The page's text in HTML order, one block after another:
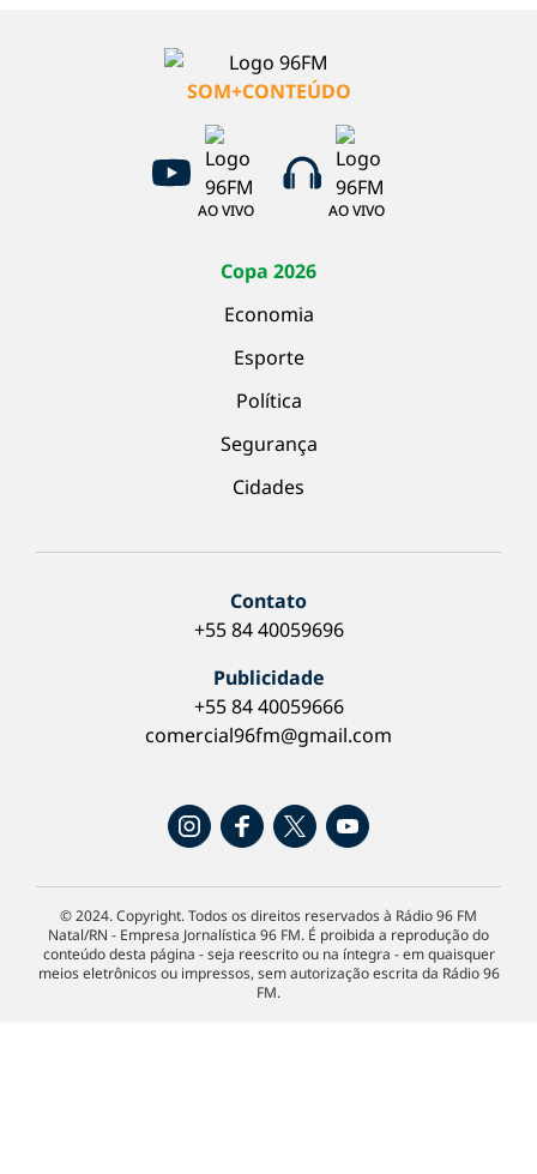
SOM+CONTEÚDO
AO VIVO AO VIVO
Copa 2026
Economia
Esporte
Política
Segurança
Cidades
Contato
+55 84 40059696
Publicidade
+55 84 40059666
comercial96fm@gmail.com
© 2024. Copyright. Todos os direitos reservados à Rádio 96 FM
Natal/RN - Empresa Jornalística 96 FM. É proibida a reprodução do
conteúdo desta página - seja reescrito ou na íntegra - em quaisquer
meios eletrônicos ou impressos, sem autorização escrita da Rádio 96
FM.